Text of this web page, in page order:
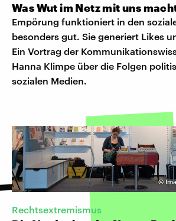
Was Wut im Netz mit uns
Empörung funktioniert in den
besonders gut. Sie generiert Likes
Ein Vortrag der
Hanna Klimpe über die Folgen
sozialen Medien.
©
Rechtsextremismus